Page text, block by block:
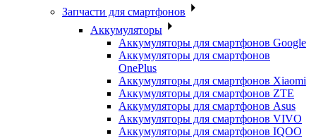
Запчасти для смартфонов
Аккумуляторы
Аккумуляторы для смартфонов Google
Аккумуляторы для смартфонов
OnePlus
Аккумуляторы для смартфонов Xiaomi
Аккумуляторы для смартфонов ZTE
Аккумуляторы для cмартфонов Asus
Аккумуляторы для смартфонов VIVO
Аккумуляторы для смартфонов IQOO